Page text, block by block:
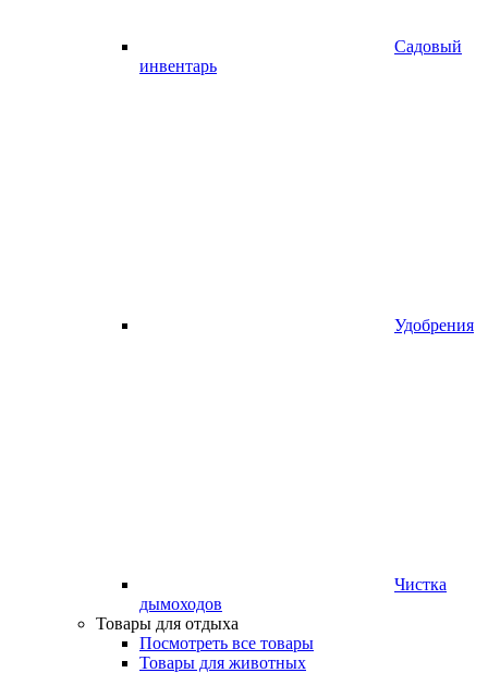
Садовый
инвентарь
Удобрения
Чистка
дымоходов
Товары для отдыха
Посмотреть все товары
Товары для животных